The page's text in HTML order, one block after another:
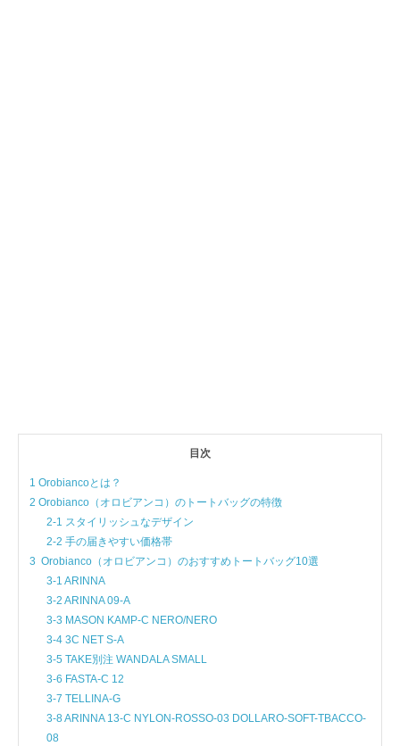
目次
1 Orobiancoとは？
2 Orobianco（オロビアンコ）のトートバッグの特徴
2-1 スタイリッシュなデザイン
2-2 手の届きやすい価格帯
3 Orobianco（オロビアンコ）のおすすめトートバッグ10選
3-1 ARINNA
3-2 ARINNA 09-A
3-3 MASON KAMP-C NERO/NERO
3-4 3C NET S-A
3-5 TAKE別注 WANDALA SMALL
3-6 FASTA-C 12
3-7 TELLINA-G
3-8 ARINNA 13-C NYLON-ROSSO-03 DOLLARO-SOFT-TBACCO-
08